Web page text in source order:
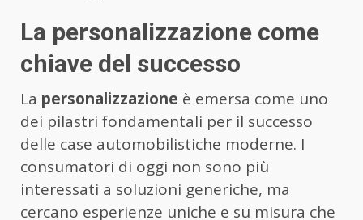
La personalizzazione come
chiave del successo
La personalizzazione è emersa come uno
dei pilastri fondamentali per il successo
delle case automobilistiche moderne. I
consumatori di oggi non sono più
interessati a soluzioni generiche, ma
cercano esperienze uniche e su misura che